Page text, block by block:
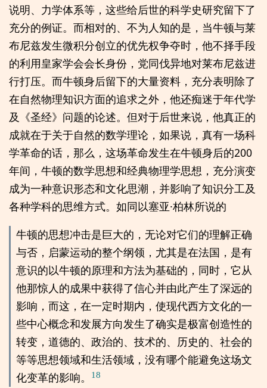
说明、力学体系等，这些给后世的科学史研究留下了
充分的例证。而相对的、不为人知的是，当牛顿与莱
布尼兹发生微积分创立的优先权争夺时，他不择手段
的利用皇家学会会长身份，党同伐异地对莱布尼兹进
行打压。而牛顿身后留下的大量资料，充分表明除了
在自然物理知识方面的追求之外，他还痴迷于年代学
及《圣经》问题的论述。但对于后世来说，他真正的
成就在于关于自然的数学理论，如果说，真有一场科
学革命的话，那么，这场革命发生在牛顿身后的200
年间，牛顿的数学思想和经典物理学思想，充分演变
成为一种意识形态和文化思潮，并影响了知识分工及
各种学科的思维方式。如同以塞亚·柏林所说的
牛顿的思想冲击是巨大的，无论对它们的理解正确
与否，启蒙运动的整个纲领，尤其是在法国，是有
意识的以牛顿的原理和方法为基础的，同时，它从
他那惊人的成果中获得了信心并由此产生了深远的
影响，而这，在一定时期内，使现代西方文化的一
些中心概念和发展方向发生了确实是极富创造性的
转变，道德的、政治的、技术的、历史的、社会的
等等思想领域和生活领域，没有哪个能避免这场文
化变革的影响。
18